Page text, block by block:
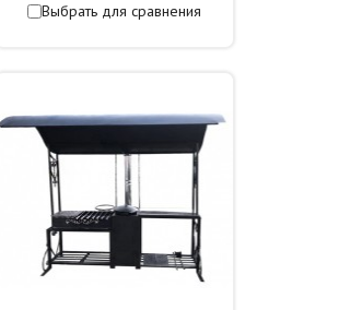
Выбрать для сравнения